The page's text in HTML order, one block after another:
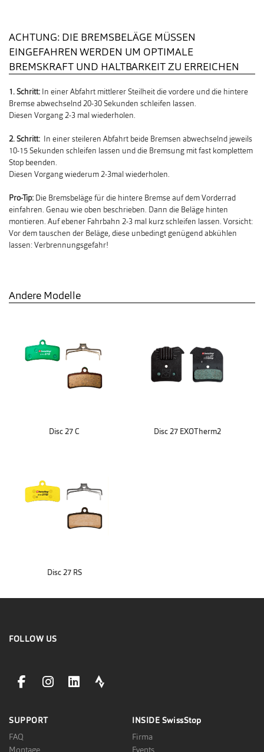
ACHTUNG: DIE BREMSBELÄGE MÜSSEN
EINGEFAHREN WERDEN UM OPTIMALE
BREMSKRAFT UND HALTBARKEIT ZU ERREICHEN
1. Schritt: In einer Abfahrt mittlerer Steilheit die vordere und die hintere
Bremse abwechselnd 20-30 Sekunden schleifen lassen.
Diesen Vorgang 2-3 mal wiederholen.
2. Schritt: In einer steileren Abfahrt beide Bremsen abwechselnd jeweils
10-15 Sekunden schleifen lassen und die Bremsung mit fast komplettem
Stop beenden.
Diesen Vorgang wiederum 2-3mal wiederholen.
Pro-Tip: Die Bremsbeläge für die hintere Bremse auf dem Vorderrad
einfahren. Genau wie oben beschrieben. Dann die Beläge hinten
montieren. Auf ebener Fahrbahn 2-3 mal kurz schleifen lassen. Vorsicht:
Vor dem tauschen der Beläge, diese unbedingt genügend abkühlen
lassen: Verbrennungsgefahr!
Andere Modelle
Disc 27 C Disc 27 EXOTherm2
Disc 27 RS
FOLLOW US
facebookLink
instagramLink
linkedinLinkstravaLink
SUPPORT
FAQ
Montage
INSIDE SwissStop
Firma
Events